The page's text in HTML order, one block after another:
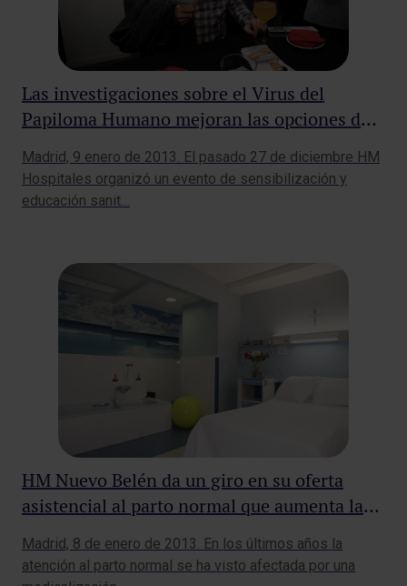
Las investigaciones sobre el Virus del
Papiloma Humano mejoran las opciones de
prevención, diagnóstico precoz y
tratamiento
Madrid, 9 enero de 2013. El pasado 27 de diciembre HM
Hospitales organizó un evento de sensibilización y
educación sanit…
HM Nuevo Belén da un giro en su oferta
asistencial al parto normal que aumenta la
que afectan a su proceso y reduce la
Madrid, 8 de enero de 2013. En los últimos años la
atención al parto normal se ha visto afectada por una